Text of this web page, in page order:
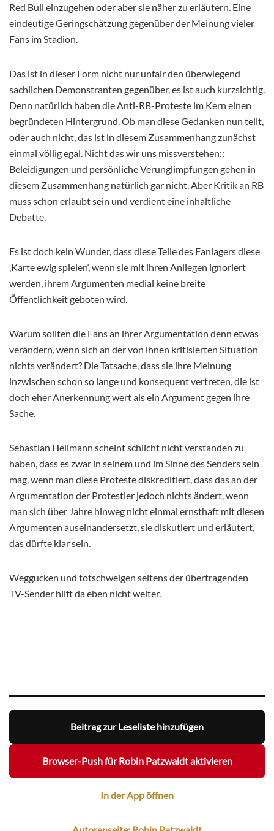
Red Bull einzugehen oder aber sie näher zu erläutern. Eine
eindeutige Geringschätzung gegenüber der Meinung vieler
Fans im Stadion.
Das ist in dieser Form nicht nur unfair den überwiegend
sachlichen Demonstranten gegenüber, es ist auch kurzsichtig.
Denn natürlich haben die Anti-RB-Proteste im Kern einen
begründeten Hintergrund. Ob man diese Gedanken nun teilt,
oder auch nicht, das ist in diesem Zusammenhang zunächst
einmal völlig egal. Nicht das wir uns missverstehen::
Beleidigungen und persönliche Verunglimpfungen gehen in
diesem Zusammenhang natürlich gar nicht. Aber Kritik an RB
muss schon erlaubt sein und verdient eine inhaltliche
Debatte.
Es ist doch kein Wunder, dass diese Teile des Fanlagers diese
‚Karte ewig spielen‘, wenn sie mit ihren Anliegen ignoriert
werden, ihrem Argumenten medial keine breite
Öffentlichkeit geboten wird.
Warum sollten die Fans an ihrer Argumentation denn etwas
verändern, wenn sich an der von ihnen kritisierten Situation
nichts verändert? Die Tatsache, dass sie ihre Meinung
inzwischen schon so lange und konsequent vertreten, die ist
doch eher Anerkennung wert als ein Argument gegen ihre
Sache.
Sebastian Hellmann scheint schlicht nicht verstanden zu
haben, dass es zwar in seinem und im Sinne des Senders sein
mag, wenn man diese Proteste diskreditiert, dass das an der
Argumentation der Protestler jedoch nichts ändert, wenn
man sich über Jahre hinweg nicht einmal ernsthaft mit diesen
Argumenten auseinandersetzt, sie diskutiert und erläutert,
das dürfte klar sein.
Weggucken und totschweigen seitens der übertragenden
TV-Sender hilft da eben nicht weiter.
Beitrag zur Leseliste hinzufügen
Browser-Push für Robin Patzwaldt aktivieren
In der App öffnen